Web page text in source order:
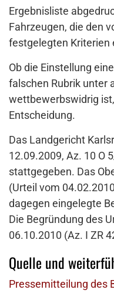
Ergebnisliste
Fahrzeugen, die den
festgelegten Kriterien
Ob die Einstellung
falschen Rubrik unter
wettbewerbswidrig
Entscheidung.
Das Landgericht
12.09.2009, Az. 10 O
stattgegeben. Das
(Urteil vom
dagegen eingelegte
Die Begründung des
06.10.2010 (Az. I ZR
Quelle und
Pressemitteilung des